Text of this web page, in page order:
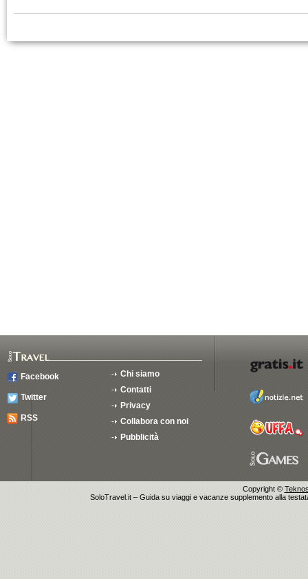
Facebook
Twitter
RSS
Chi siamo
Contatti
Privacy
Collabora con noi
Pubblicità
Copyright ©
SoloTravel.it – Guida su viaggi e vacanze supplemento alla